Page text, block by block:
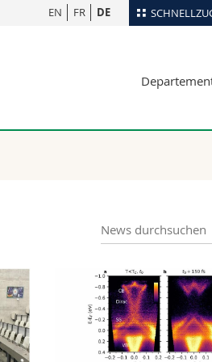
Ortsplan
Webmail
EN FR DE